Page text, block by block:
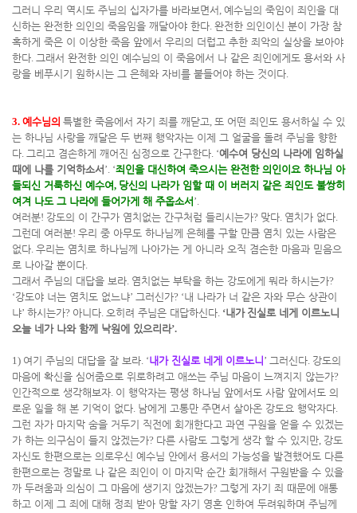
그러니 우리 역시도 주님의 십자가를 바라보면서 , 예수님의 죽임이 죄인을 대
신하는 완전한 의인의 죽음임을 깨달아야 한다. 완전한 의인이신 분이 가장 참
혹하게 죽은 이 이상한 죽음 앞에서 우리의 더럽고 추한 죄악의 실상을 보아야
한다. 그래서 완전한 의인 예수님의 이 죽음에서 나 같은 죄인에게도 용서와 사
랑을 베푸시기 원하시는 그 은혜와 자비를 붙들어야 하는 것이다.
3. 예수님의 특별한 죽음에서 자기 죄를 깨닫고, 또 어떤 죄인도 용서하실 수 있
는 하나님 사랑을 깨달은 두 번째 행악자는 이제 그 얼굴을 돌려 주님을 향한
다. 그리고 겸손하게 깨어진 심정으로 간구한다. ‘예수여 당신의 나라에 임하실
때에 나를 기억하소서 ’. ‘죄인을 대신하여 죽으시는 완전한 의인이요 하나님 아
들되신 거룩하신 예수여, 당신의 나라가 임할 때 이 버러지 같은 죄인도 불쌍히
여겨 나도 그 나라에 들어가게 해 주옵소서 ’.
여러분! 강도의 이 간구가 염치없는 간구처럼 들리시는가? 맞다. 염치가 없다.
그런데 여러분! 우리 중 아무도 하나님께 은혜를 구할 만큼 염치 있는 사람은
없다. 우리는 염치로 하나님께 나아가는 게 아니라 오직 겸손한 마음과 믿음으
로 나아갈 뿐이다.
그래서 주님의 대답을 보라. 염치없는 부탁을 하는 강도에게 뭐라 하시는가?
‘강도야 너는 염치도 없느냐’ 그러신가? ‘내 나라가 너 같은 자와 무슨 상관이
냐’ 하시는가? 아니다. 오히려 주님은 대답하신다. ‘내가 진실로 네게 이르노니
오늘 네가 나와 함께 낙원에 있으리라’.
1) 여기 주님의 대답을 잘 보라. ‘내가 진실로 네게 이르노니 ’ 그러신다. 강도의
마음에 확신을 심어줌으로 위로하려고 애쓰는 주님 마음이 느껴지지 않는가?
인간적으로 생각해보자. 이 행악자는 평생 하나님 앞에서도 사람 앞에서도 의
로운 일을 해 본 기억이 없다. 남에게 고통만 주면서 살아온 강도요 행악자다.
그런 자가 마지막 숨을 거두기 직전에 회개한다고 과연 구원을 얻을 수 있겠는
가 하는 의구심이 들지 않겠는가? 다른 사람도 그렇게 생각 할 수 있지만, 강도
자신도 한편으로는 의로우신 예수님 안에서 용서의 가능성을 발견했어도 다른
한편으로는 정말로 나 같은 죄인이 이 마지막 순간 회개해서 구원받을 수 있을
까 두려움과 의심이 그 마음에 생기지 않겠는가? 그렇게 자기 죄 때문에 애통
하고 이제 그 죄에 대해 정죄 받아 망할 자기 영혼 인하여 두려워하며 주님께